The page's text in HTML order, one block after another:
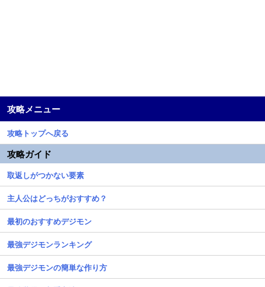
攻略メニュー
攻略トップへ戻る
攻略ガイド
取返しがつかない要素
主人公はどっちがおすすめ？
最初のおすすめデジモン
最強デジモンランキング
最強デジモンの簡単な作り方